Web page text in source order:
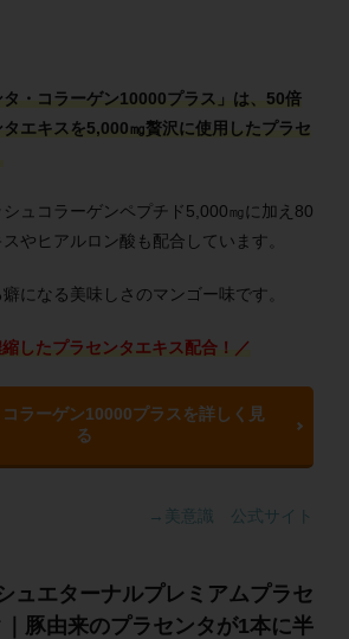
・コラーゲン10000プラス」は、50倍
エキスを5,000㎎贅沢に使用したプラセ
シュコラーゲンペプチド5,000㎎に加え80
やヒアルロン酸も配合しています。
になる美味しさのマンゴー味です。
したプラセンタエキス配合！／
ラーゲン10000プラスを詳しく見
る
→美意識 公式サイト
ュエターナルプレミアムプラセ
豚由来のプラセンタが1本に半